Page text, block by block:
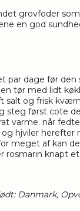
grovfoder
en god
par dage før den
tør med lidt
og frisk
steg først cote
varme. når
hjviler herefter
meget af kan
rosmarin knapt
Danmark,